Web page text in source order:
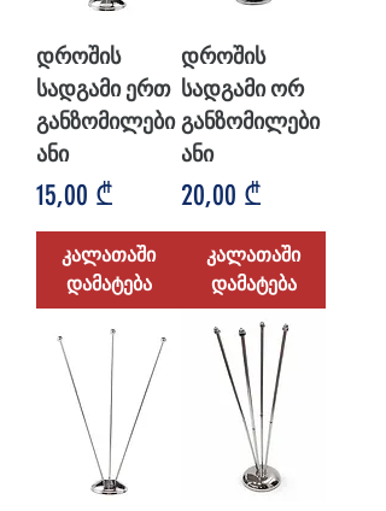
დროშის
სადგამი ერთ
განზომილები
ანი
Price
15,00 ₾
კალათაში
დამატება
დროშის
სადგამი ორ
განზომილები
ანი
Price
20,00 ₾
კალათაში
დამატება